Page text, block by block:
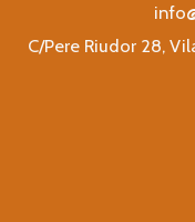
C/Pere Riudor 28,